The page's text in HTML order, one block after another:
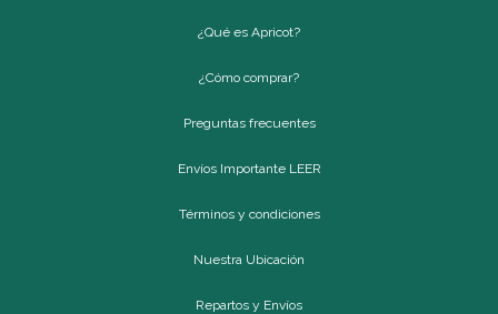
¿Qué es Apricot?
¿Cómo comprar?
Preguntas frecuentes
Envíos Importante LEER
Términos y condiciones
Nuestra Ubicación
Repartos y Envíos